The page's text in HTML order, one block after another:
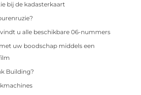
bij de kadasterkaart
u alle beschikbare 06-nummers
uw boodschap middels een
Building?